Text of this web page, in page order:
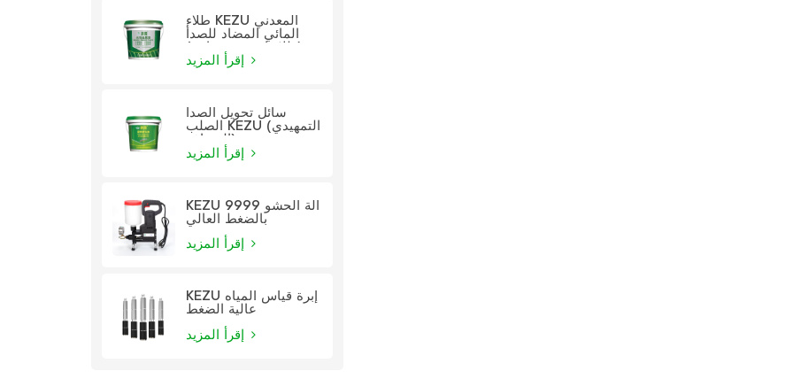
طلاء KEZU المعدني
المائي المضاد للصدأ
سائل تحويل الصدأ
الصلب KEZU (التمهيدي
KEZU 9999 آلة الحشو
بالضغط العالي
KEZU إبرة قياس المياه
عالية الضغط